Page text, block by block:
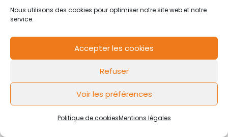
Nous utilisons des cookies pour optimiser notre site web et notre
service.
Accepter les cookies
Refuser
Voir les préférences
Politique de cookiesMentions légales